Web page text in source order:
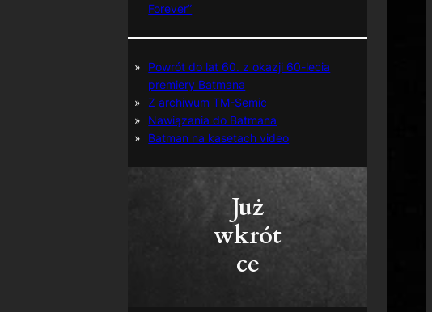
Forever”
Powrót do lat 60. z okazji 60-lecia
premiery Batmana
Z archiwum TM-Semic
Nawiązania do Batmana
Batman na kasetach video
Już
wkrót
ce